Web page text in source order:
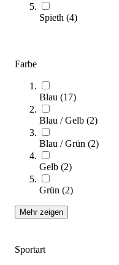
Spieth (4)
Farbe
Blau (17)
Blau / Gelb (2)
Blau / Grün (2)
Gelb (2)
Grün (2)
Mehr zeigen
Sportart
Tauchen Sie ein in den
Weichbodenmatten: In
Zum Ratgeber
Kategorien & Filter
Sortieren nach
Ersatzbezug für